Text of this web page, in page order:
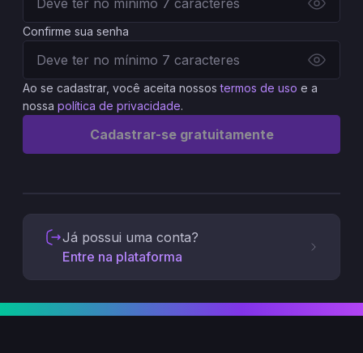
Confirme sua senha
Ao se cadastrar, você aceita nossos termos de uso e a
nossa política de privacidade.
Cadastrar-se gratuitamente
Já possui uma conta?
Entre na plataforma